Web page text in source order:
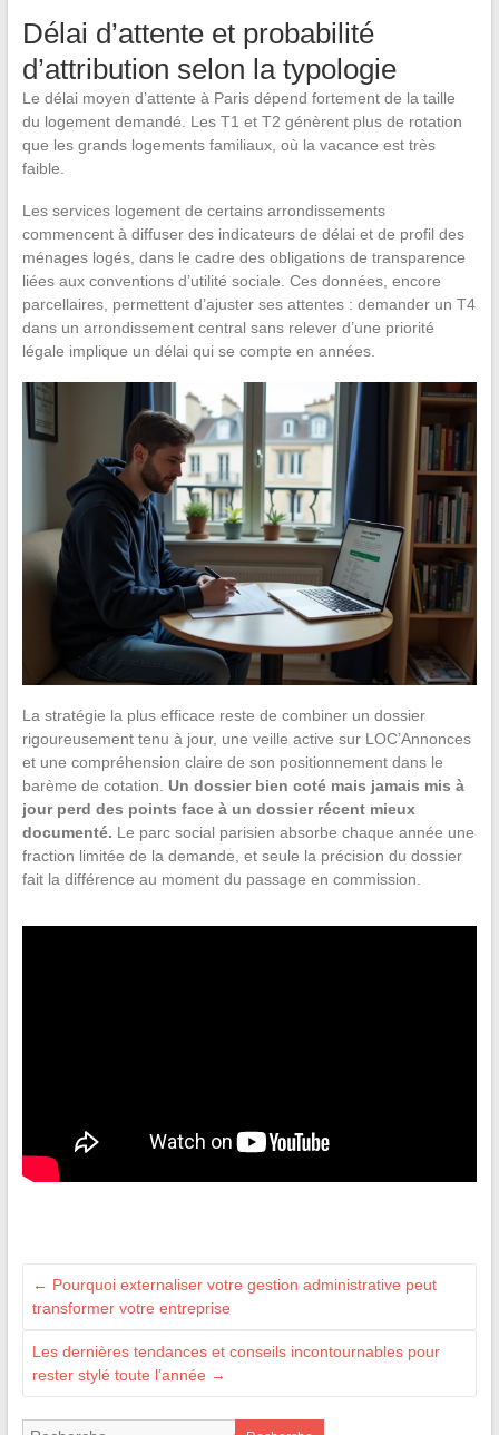
Délai d’attente et probabilité
d’attribution selon la typologie
Le délai moyen d’attente à Paris dépend fortement de la taille
du logement demandé. Les T1 et T2 génèrent plus de rotation
que les grands logements familiaux, où la vacance est très
faible.
Les services logement de certains arrondissements
commencent à diffuser des indicateurs de délai et de profil des
ménages logés, dans le cadre des obligations de transparence
liées aux conventions d’utilité sociale. Ces données, encore
parcellaires, permettent d’ajuster ses attentes : demander un T4
dans un arrondissement central sans relever d’une priorité
légale implique un délai qui se compte en années.
La stratégie la plus efficace reste de combiner un dossier
rigoureusement tenu à jour, une veille active sur LOC’Annonces
et une compréhension claire de son positionnement dans le
barème de cotation. Un dossier bien coté mais jamais mis à
jour perd des points face à un dossier récent mieux
documenté. Le parc social parisien absorbe chaque année une
fraction limitée de la demande, et seule la précision du dossier
fait la différence au moment du passage en commission.
← Pourquoi externaliser votre gestion administrative peut
transformer votre entreprise
Les dernières tendances et conseils incontournables pour
rester stylé toute l’année →